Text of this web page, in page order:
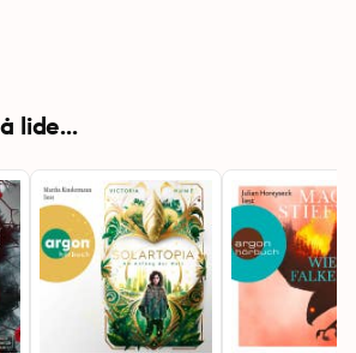
im Spiel sind. Und es braucht
um Lily zu retten. Zusammen mit
Roe und Mitschülerin Fiona
lide...